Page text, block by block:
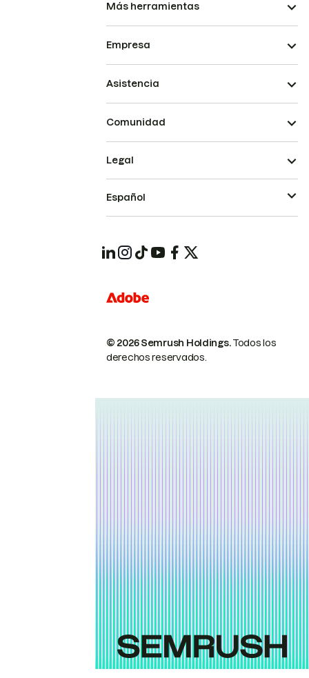
Más herramientas
Empresa
Asistencia
Comunidad
© 2026 Semrush Holdings.Todos los
derechos reservados.
Legal
Español